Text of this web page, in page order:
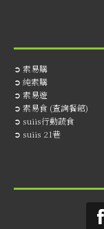
➲ 素易購
➲ 純素購
➲ 素易遊
➲ 素易食 (查詢餐館)
➲ suiis行動蔬食
➲ suiis 21巷